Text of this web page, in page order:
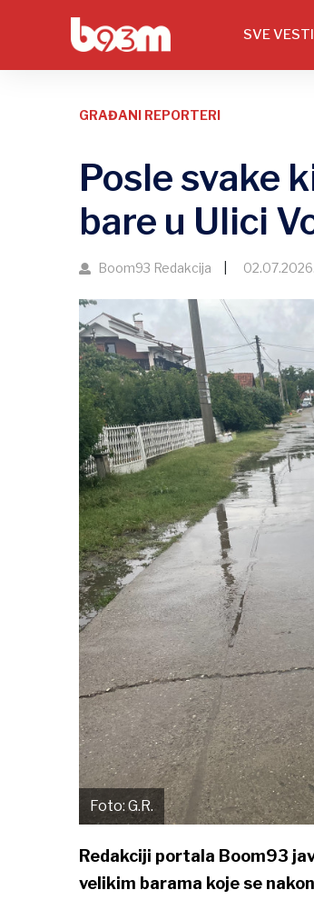
SVE VESTI
GRAĐANI REPORTERI
Posle svake
bare u Ulici
Boom93 Redakcija
Foto: G.R.
Redakciji portala Boom93
velikim barama koje se